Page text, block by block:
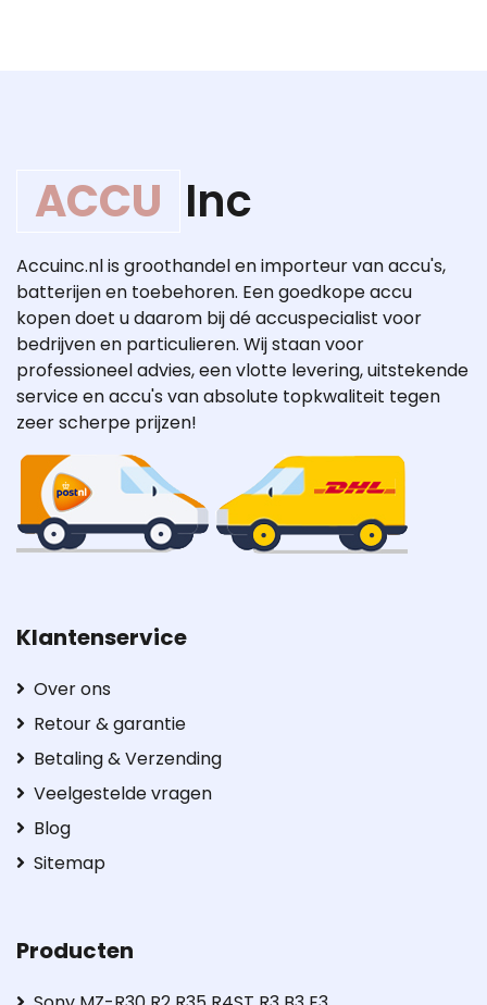
ACCU Inc
Accuinc.nl is groothandel en importeur van accu's,
batterijen en toebehoren. Een goedkope accu
kopen doet u daarom bij dé accuspecialist voor
bedrijven en particulieren. Wij staan voor
professioneel advies, een vlotte levering, uitstekende
service en accu's van absolute topkwaliteit tegen
zeer scherpe prijzen!
Klantenservice
Over ons
Retour & garantie
Betaling & Verzending
Veelgestelde vragen
Blog
Sitemap
Producten